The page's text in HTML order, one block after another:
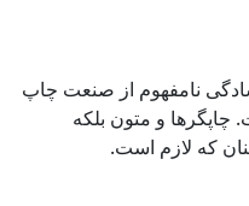
نامفهوم از صنعت چاپ
چاپگرها و متون بلکه
که لازم است.